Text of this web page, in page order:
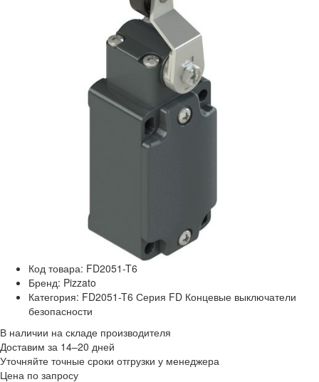
Код товара: FD2051-T6
Бренд: Pizzato
Категория: FD2051-T6 Серия FD Концевые выключатели
безопасности
В наличии на складе производителя
Доставим за 14–20 дней
Уточняйте точные сроки отгрузки у менеджера
Цена по запросу